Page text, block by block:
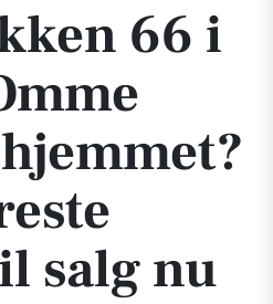
66 i
salg nu